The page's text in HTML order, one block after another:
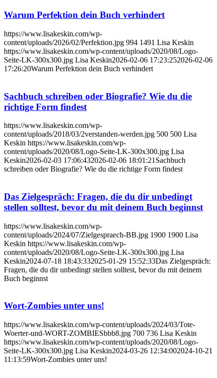
Warum Perfektion dein Buch verhindert
https://www.lisakeskin.com/wp-
content/uploads/2026/02/Perfektion.jpg 994 1491 Lisa Keskin
https://www.lisakeskin.com/wp-content/uploads/2020/08/Logo-
Seite-LK-300x300.jpg Lisa Keskin2026-02-06 17:23:252026-02-06
17:26:20Warum Perfektion dein Buch verhindert
Sachbuch schreiben oder Biografie? Wie du die
richtige Form findest
https://www.lisakeskin.com/wp-
content/uploads/2018/03/2verstanden-werden.jpg 500 500 Lisa
Keskin https://www.lisakeskin.com/wp-
content/uploads/2020/08/Logo-Seite-LK-300x300.jpg Lisa
Keskin2026-02-03 17:06:432026-02-06 18:01:21 Sachbuch
schreiben oder Biografie? Wie du die richtige Form findest
Das Zielgespräch: Fragen, die du dir unbedingt
stellen solltest, bevor du mit deinem Buch beginnst
https://www.lisakeskin.com/wp-
content/uploads/2024/07/Zielgespraech-BB.jpg 1900 1900 Lisa
Keskin https://www.lisakeskin.com/wp-
content/uploads/2020/08/Logo-Seite-LK-300x300.jpg Lisa
Keskin2024-07-18 18:43:332025-01-29 15:52:33Das Zielgespräch:
Fragen, die du dir unbedingt stellen solltest, bevor du mit deinem
Buch beginnst
Wort-Zombies unter uns!
https://www.lisakeskin.com/wp-content/uploads/2024/03/Tote-
Woerter-und-WORT-ZOMBIESbbb8.jpg 700 736 Lisa Keskin
https://www.lisakeskin.com/wp-content/uploads/2020/08/Logo-
Seite-LK-300x300.jpg Lisa Keskin2024-03-26 12:34:002024-10-21
11:13:59Wort-Zombies unter uns!